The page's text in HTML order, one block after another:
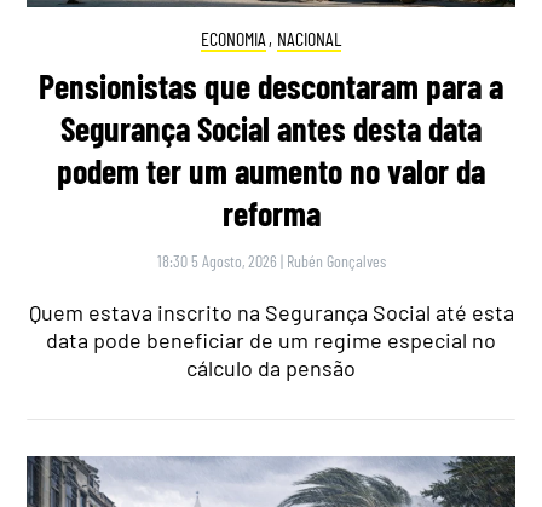
ECONOMIA , NACIONAL
Pensionistas que descontaram para a
Segurança Social antes desta data
podem ter um aumento no valor da
reforma
18:30 5 Agosto, 2026 | Rubén Gonçalves
Quem estava inscrito na Segurança Social até esta
data pode beneficiar de um regime especial no
cálculo da pensão